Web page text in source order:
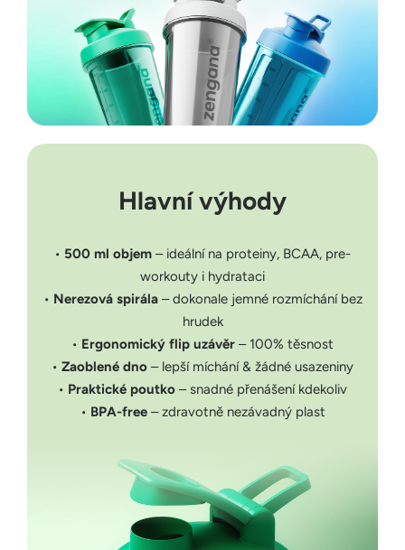
Hlavní výhody
• 500 ml objem – ideální na proteiny, BCAA, pre-
workouty i hydrataci
• Nerezová spirála– dokonale jemné rozmíchání bez
hrudek
• Ergonomický flip uzávěr – 100% těsnost
• Zaoblené dno – lepší míchání & žádné usazeniny
• Praktické poutko – snadné přenášení kdekoliv
• BPA-free– zdravotně nezávadný plast